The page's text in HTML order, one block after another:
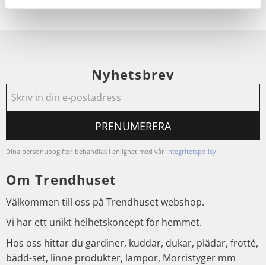
Nyhetsbrev
PRENUMERERA
Dina personuppgifter behandlas i enlighet med vår integritetspolicy.
Om Trendhuset
Välkommen till oss på Trendhuset webshop.
Vi har ett unikt helhetskoncept för hemmet.
Hos oss hittar du gardiner, kuddar, dukar, plädar, frotté,
bädd-set, linne produkter, lampor, Morristyger mm